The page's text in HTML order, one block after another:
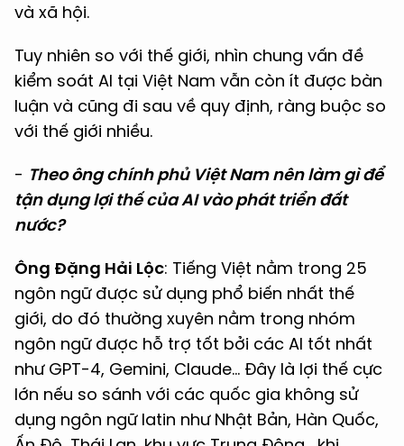
và xã hội.
Tuy nhiên so với thế giới, nhìn chung vấn đề
kiểm soát AI tại Việt Nam vẫn còn ít được bàn
luận và cũng đi sau về quy định, ràng buộc so
với thế giới nhiều.
- Theo ông chính phủ Việt Nam nên làm gì để
tận dụng lợi thế của AI vào phát triển đất
nước?
Ông Đặng Hải Lộc: Tiếng Việt nằm trong 25
ngôn ngữ được sử dụng phổ biến nhất thế
giới, do đó thường xuyên nằm trong nhóm
ngôn ngữ được hỗ trợ tốt bởi các AI tốt nhất
như GPT-4, Gemini, Claude… Đây là lợi thế cực
lớn nếu so sánh với các quốc gia không sử
dụng ngôn ngữ latin như Nhật Bản, Hàn Quốc,